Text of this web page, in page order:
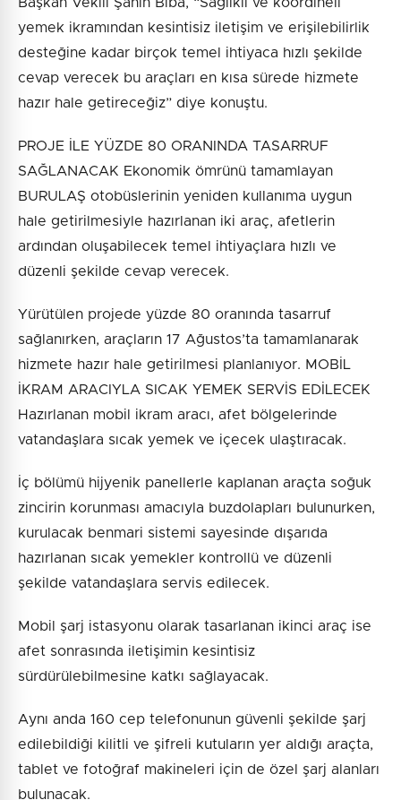
Başkan Vekili Şahin Biba, “Sağlıklı ve koordineli
yemek ikramından kesintisiz iletişim ve erişilebilirlik
desteğine kadar birçok temel ihtiyaca hızlı şekilde
cevap verecek bu araçları en kısa sürede hizmete
hazır hale getireceğiz” diye konuştu.
PROJE İLE YÜZDE 80 ORANINDA TASARRUF
SAĞLANACAK Ekonomik ömrünü tamamlayan
BURULAŞ otobüslerinin yeniden kullanıma uygun
hale getirilmesiyle hazırlanan iki araç, afetlerin
ardından oluşabilecek temel ihtiyaçlara hızlı ve
düzenli şekilde cevap verecek.
Yürütülen projede yüzde 80 oranında tasarruf
sağlanırken, araçların 17 Ağustos’ta tamamlanarak
hizmete hazır hale getirilmesi planlanıyor. MOBİL
İKRAM ARACIYLA SICAK YEMEK SERVİS EDİLECEK
Hazırlanan mobil ikram aracı, afet bölgelerinde
vatandaşlara sıcak yemek ve içecek ulaştıracak.
İç bölümü hijyenik panellerle kaplanan araçta soğuk
zincirin korunması amacıyla buzdolapları bulunurken,
kurulacak benmari sistemi sayesinde dışarıda
hazırlanan sıcak yemekler kontrollü ve düzenli
şekilde vatandaşlara servis edilecek.
Mobil şarj istasyonu olarak tasarlanan ikinci araç ise
afet sonrasında iletişimin kesintisiz
sürdürülebilmesine katkı sağlayacak.
Aynı anda 160 cep telefonunun güvenli şekilde şarj
edilebildiği kilitli ve şifreli kutuların yer aldığı araçta,
tablet ve fotoğraf makineleri için de özel şarj alanları
bulunacak.